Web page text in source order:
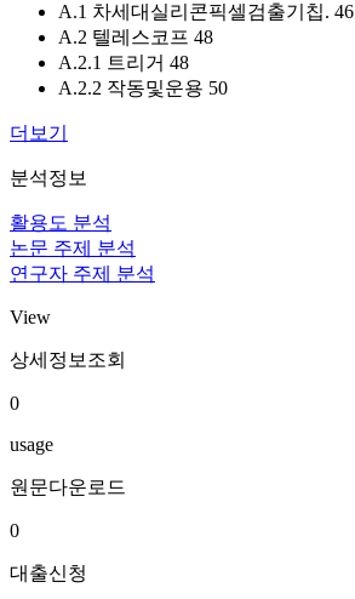
A.1 차세대실리콘픽셀검출기칩. 46
A.2 텔레스코프 48
A.2.1 트리거 48
A.2.2 작동및운용 50
더보기
분석정보
활용도 분석
논문 주제 분석
연구자 주제 분석
View
상세정보조회
0
usage
원문다운로드
0
대출신청